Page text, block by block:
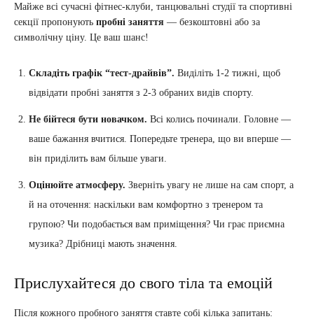
Майже всі сучасні фітнес-клуби, танцювальні студії та спортивні
секції пропонують пробні заняття — безкоштовні або за
символічну ціну. Це ваш шанс!
Складіть графік “тест-драйвів”. Виділіть 1-2 тижні, щоб
відвідати пробні заняття з 2-3 обраних видів спорту.
Не бійтеся бути новачком. Всі колись починали. Головне —
ваше бажання вчитися. Попередьте тренера, що ви вперше —
він приділить вам більше уваги.
Оцінюйте атмосферу. Зверніть увагу не лише на сам спорт, а
й на оточення: наскільки вам комфортно з тренером та
групою? Чи подобається вам приміщення? Чи грає приємна
музика? Дрібниці мають значення.
Прислухайтеся до свого тіла та емоцій
Після кожного пробного заняття ставте собі кілька запитань: